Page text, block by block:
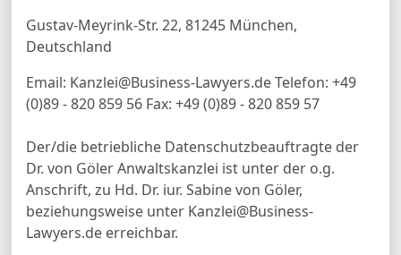
Gustav-Meyrink-Str. 22, 81245 München,
Deutschland
Email: Kanzlei@Business-Lawyers.de Telefon: +49
(0)89 - 820 859 56 Fax: +49 (0)89 - 820 859 57
Der/die betriebliche Datenschutzbeauftragte der
Dr. von Göler Anwaltskanzlei ist unter der o.g.
Anschrift, zu Hd. Dr. iur. Sabine von Göler,
beziehungsweise unter Kanzlei@Business-
Lawyers.de erreichbar.